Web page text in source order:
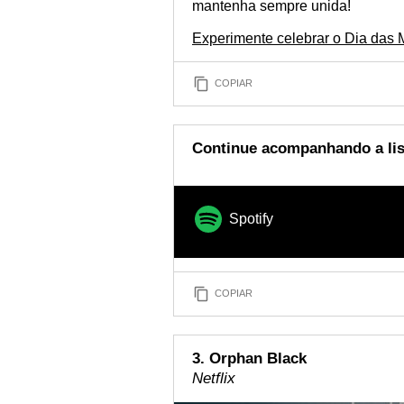
mantenha sempre unida!
Experimente celebrar o Dia das
COPIAR
Continue acompanhando a
Spotify
COPIAR
3. Orphan Black
Netflix